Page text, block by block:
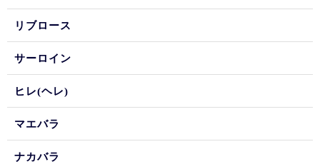
リブロース
サーロイン
ヒレ(ヘレ)
マエバラ
ナカバラ